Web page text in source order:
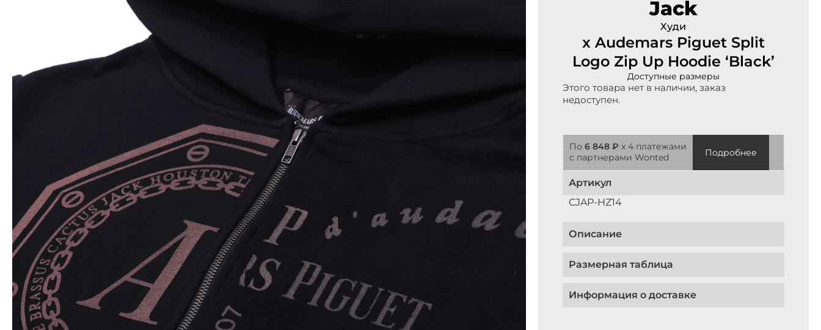
Jack
Худи
x Audemars Piguet Split
Logo Zip Up Hoodie ‘Black’
Доступные размеры
Этого товара нет в наличии, заказ
недоступен.
По 6 848 ₽ x 4 платежами
с партнерами Wonted
Подробнее
Артикул
CJAP-HZ14
Описание
Размерная таблица
Информация о доставке